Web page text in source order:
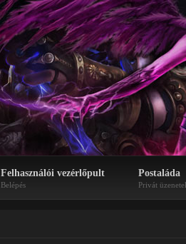
Felhasználói vezérlőpult
Belépés
Postaláda
Privát